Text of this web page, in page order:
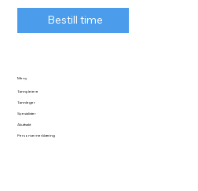
Bestill time
Meny
Tannpleiere
Tannleger
Spesialister
Akuttvakt
Personvernerklæring